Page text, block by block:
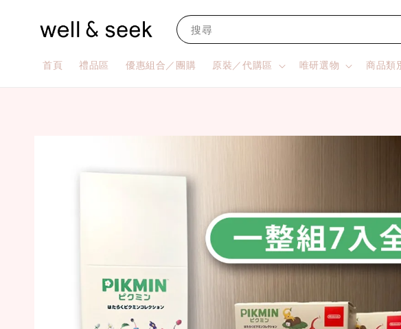
搜尋
首頁 禮品區 優惠組合／團購 原裝／代購區 唯研選物 商品類